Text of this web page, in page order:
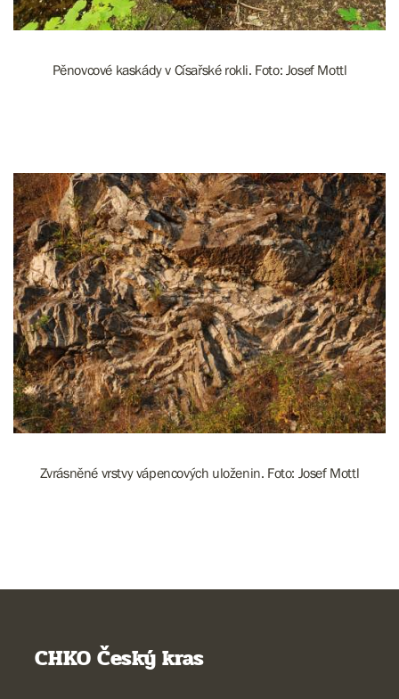
Pěnovcové kaskády v Císařské rokli. Foto: Josef Mottl
Zvrásněné vrstvy vápencových uloženin. Foto: Josef Mottl
CHKO Český kras